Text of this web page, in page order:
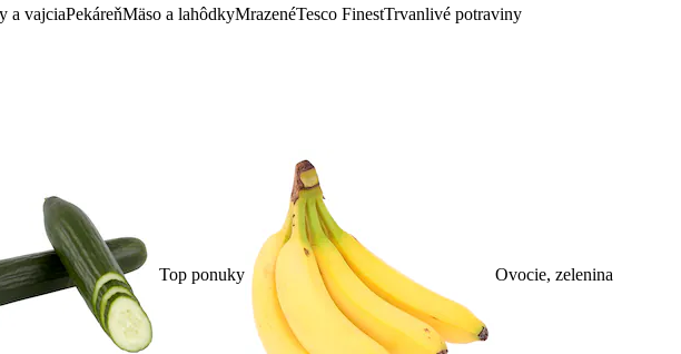
a vajciaPekáreňMäso a lahôdkyMrazenéTesco FinestTrvanlivé potraviny
Top ponuky Ovocie, zelenina